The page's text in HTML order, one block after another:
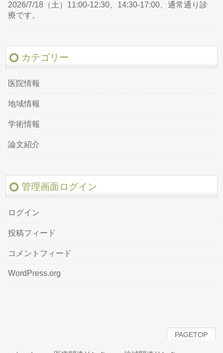
2026/7/18（土）11:00-12:30、14:30-17:00、通常通り診
療です。
カテゴリー
医院情報
地域情報
学術情報
論文紹介
管理画面ログイン
ログイン
投稿フィード
コメントフィード
WordPress.org
PAGETOP